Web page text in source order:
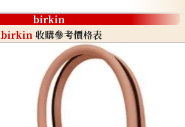
birkin
birkin 收購參考價格表